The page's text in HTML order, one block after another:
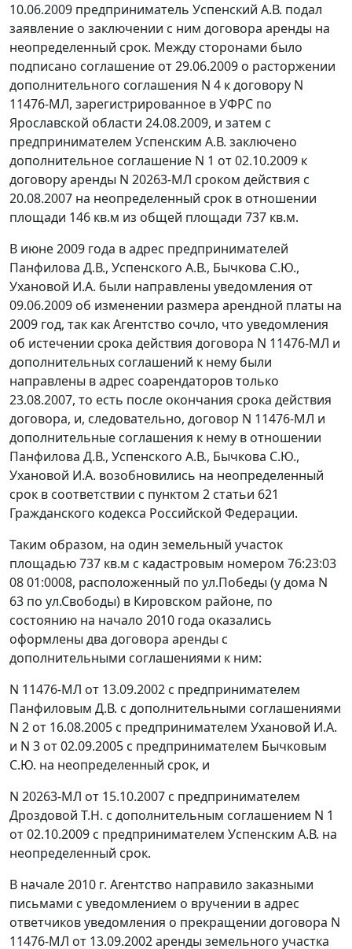
10.06.2009 предприниматель Успенский А.В. подал
заявление о заключении с ним договора аренды на
неопределенный срок. Между сторонами было
подписано соглашение от 29.06.2009 о расторжении
дополнительного соглашения N 4 к договору N
11476-МЛ, зарегистрированное в УФРС по
Ярославской области 24.08.2009, и затем с
предпринимателем Успенским А.В. заключено
дополнительное соглашение N 1 от 02.10.2009 к
договору аренды N 20263-МЛ сроком действия с
20.08.2007 на неопределенный срок в отношении
площади 146 кв.м из общей площади 737 кв.м.
В июне 2009 года в адрес предпринимателей
Панфилова Д.В., Успенского А.В., Бычкова С.Ю.,
Ухановой И.А. были направлены уведомления от
09.06.2009 об изменении размера арендной платы на
2009 год, так как Агентство сочло, что уведомления
об истечении срока действия договора N 11476-МЛ и
дополнительных соглашений к нему были
направлены в адрес соарендаторов только
23.08.2007, то есть после окончания срока действия
договора, и, следовательно, договор N 11476-МЛ и
дополнительные соглашения к нему в отношении
Панфилова Д.В., Успенского А.В., Бычкова С.Ю.,
Ухановой И.А. возобновились на неопределенный
срок в соответствии с пунктом 2 статьи 621
Гражданского кодекса Российской Федерации.
Таким образом, на один земельный участок
площадью 737 кв.м с кадастровым номером 76:23:03
08 01:0008, расположенный по ул.Победы (у дома N
63 по ул.Свободы) в Кировском районе, по
состоянию на начало 2010 года оказались
оформлены два договора аренды с
дополнительными соглашениями к ним:
N 11476-МЛ от 13.09.2002 с предпринимателем
Панфиловым Д.В. с дополнительными соглашениями
N 2 от 16.08.2005 с предпринимателем Ухановой И.А.
и N 3 от 02.09.2005 с предпринимателем Бычковым
С.Ю. на неопределенный срок, и
N 20263-МЛ от 15.10.2007 с предпринимателем
Дроздовой Т.Н. с дополнительным соглашением N 1
от 02.10.2009 с предпринимателем Успенским А.В. на
неопределенный срок.
В начале 2010 г. Агентство направило заказными
письмами с уведомлением о вручении в адрес
ответчиков уведомления о прекращении договора N
11476-МЛ от 13.09.2002 аренды земельного участка